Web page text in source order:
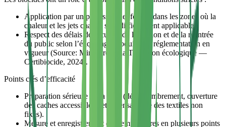
Application par un professionnel formé, dans les zones où la
chaleur et les jets chauds sont difficilement applicables.
Respect des délais de sécurité, de l’aération et de la réentrée
du public selon l’étiquetage produit et la réglementation en
vigueur (Source: Ministère de la Transition écologique —
Certibiocide, 2024).
Points clés d’efficacité
Préparation sérieuse de la salle (désencombrement, ouverture
des caches accessibles, retrait/ensachage des textiles non
fixés).
Mesure et enregistrement des températures en plusieurs points